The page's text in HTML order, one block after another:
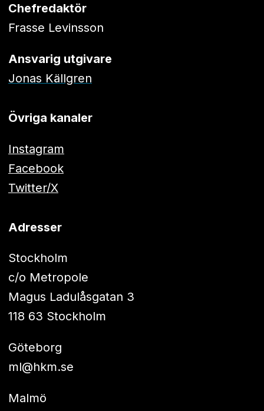
Chefredaktör
Frasse Levinsson
Ansvarig utgivare
Jonas Källgren
Övriga kanaler
Instagram
Facebook
Twitter/X
Adresser
Stockholm
c/o Metropole
Magus Ladulåsgatan 3
118 63 Stockholm
Göteborg
ml@hkm.se
Malmö